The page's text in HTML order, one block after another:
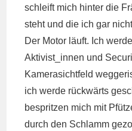
schleift mich hinter die
steht und die ich gar
Der Motor läuft. Ich
Aktivist_innen und
Kamerasichtfeld
ich werde rückwärts
bespritzen mich mit
durch den Schlamm